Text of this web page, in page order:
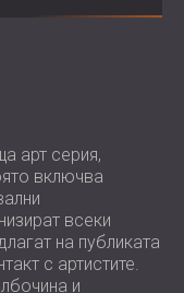
НА
ЗА
АКУСТИЧНИ
арт серия,
включва
всеки
на публиката
с артистите.
и